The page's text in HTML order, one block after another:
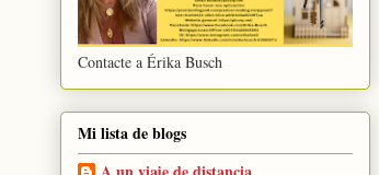
Contacte a Érika Busch
Mi lista de blogs